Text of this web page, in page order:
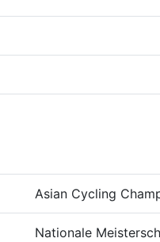
Asian Cycling
Nationale